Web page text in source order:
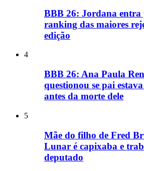
BBB 26: Jordana entra
ranking das maiores
edição
4
BBB 26: Ana Paula
questionou se pai
antes da morte dele
5
Mãe do filho de Fred
Lunar é capixaba e
deputado